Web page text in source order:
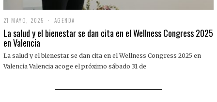
21 MAYO, 2025
1
M
O
,
AGENDA
La salud y el bienestar se dan cita en el Wellness Congress 2025
en Valencia
La salud y el bienestar se dan cita en el Wellness Congress 2025 en
Valencia Valencia acoge el próximo sábado 31 de